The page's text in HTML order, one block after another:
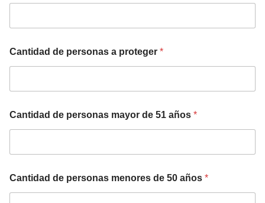
t
s
Cantidad de personas a proteger *
Cantidad de personas mayor de 51 años *
Cantidad de personas menores de 50 años *